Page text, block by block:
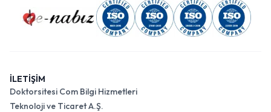
İLETİŞİM
Doktorsitesi Com Bilgi Hizmetleri
Teknoloji ve Ticaret A.Ş.